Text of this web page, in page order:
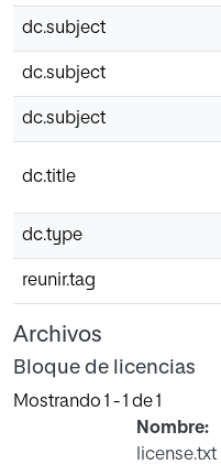
dc.subject
dc.subject
dc.subject
dc.title
dc.type
reunir.tag
Archivos
Bloque de licencias
Mostrando 1 - 1 de 1
Nombre:
license.txt